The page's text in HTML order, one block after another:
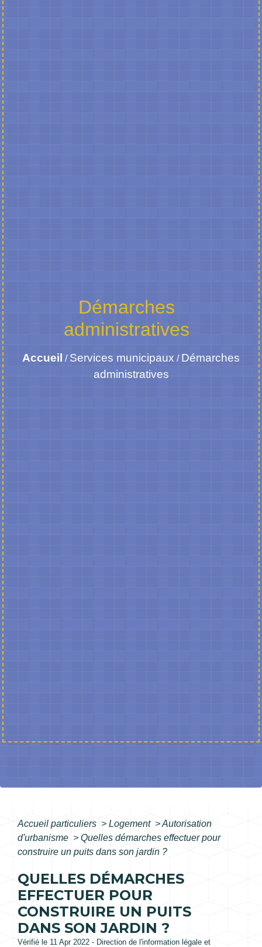
Démarches
administratives
Accueil / Services municipaux / Démarches
administratives
Accueil particuliers > Logement >Autorisation
d'urbanisme > Quelles démarches effectuer pour
construire un puits dans son jardin ?
QUELLES DÉMARCHES
EFFECTUER POUR
CONSTRUIRE UN PUITS
DANS SON JARDIN ?
Vérifié le 11 Apr 2022 - Direction de l'information légale et